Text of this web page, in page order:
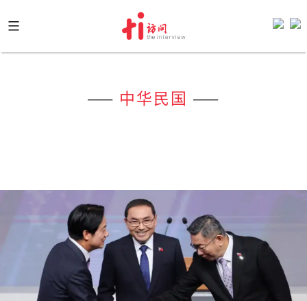
to
content
—— 中华民国 ——